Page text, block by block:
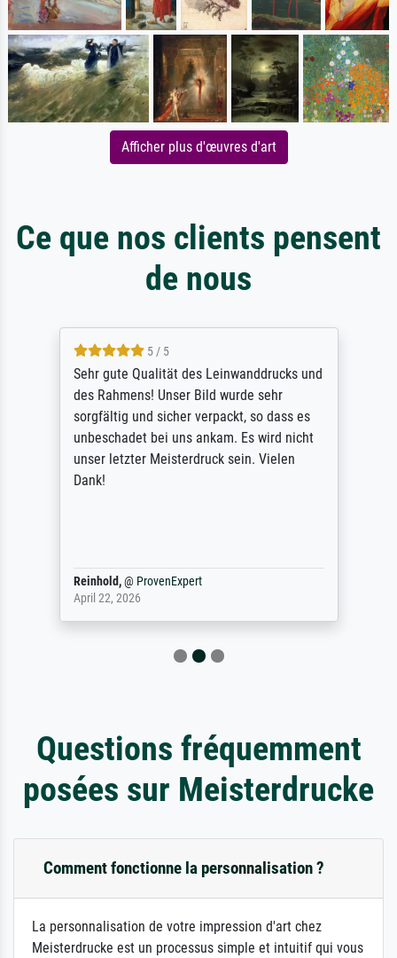
Afficher plus d'œuvres d'art
Ce que nos clients pensent
de nous
5 / 5
Sehr gute Qualität des Leinwanddrucks und
des Rahmens! Unser Bild wurde sehr
sorgfältig und sicher verpackt, so dass es
unbeschadet bei uns ankam. Es wird nicht
unser letzter Meisterdruck sein. Vielen
Dank!
Reinhold,@ ProvenExpert
April 22, 2026
Questions fréquemment
posées sur Meisterdrucke
Comment fonctionne la personnalisation ?
La personnalisation de votre impression d'art chez
Meisterdrucke est un processus simple et intuitif qui vous